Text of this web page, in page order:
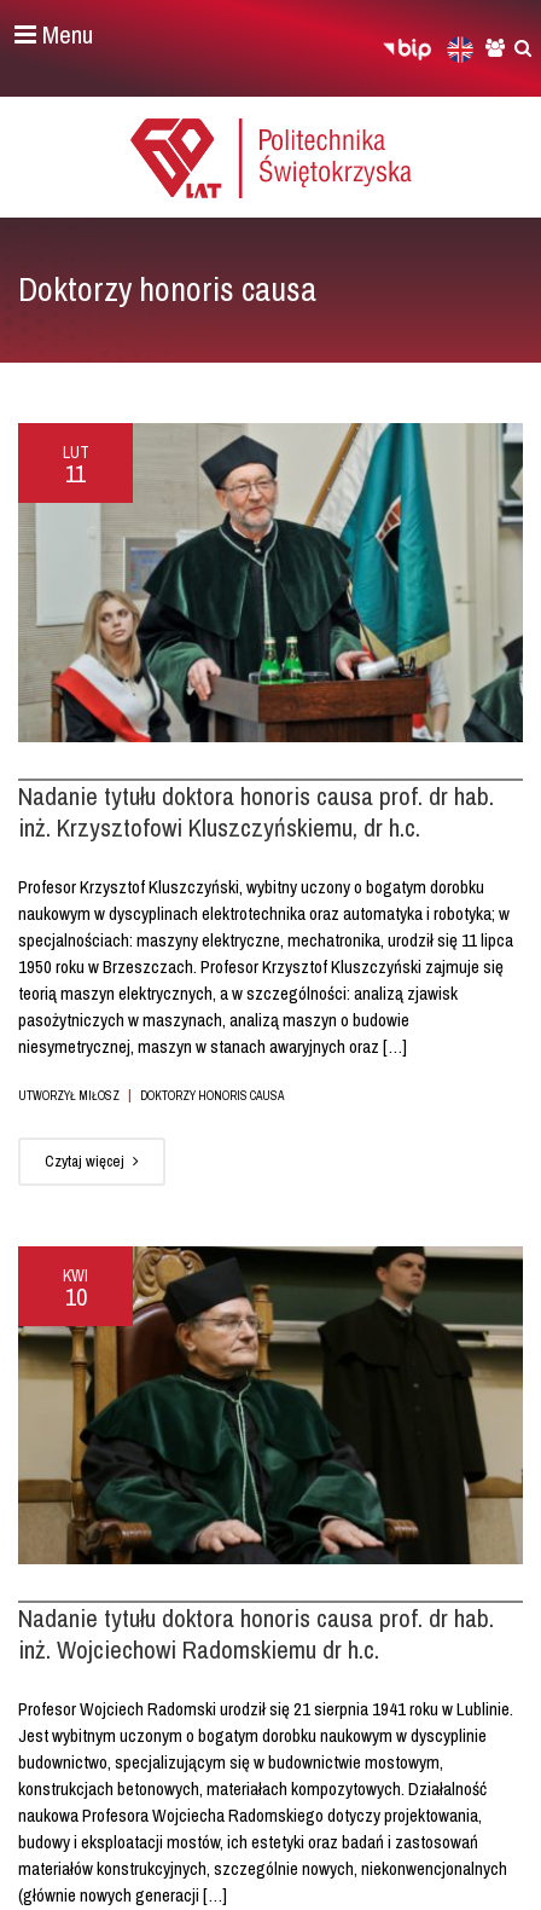
Menu
Doktorzy honoris causa
LUT
11
Nadanie tytułu doktora honoris causa prof. dr hab.
inż. Krzysztofowi Kluszczyńskiemu, dr h.c.
Profesor Krzysztof Kluszczyński, wybitny uczony o bogatym dorobku
naukowym w dyscyplinach elektrotechnika oraz automatyka i robotyka; w
specjalnościach: maszyny elektryczne, mechatronika, urodził się 11 lipca
1950 roku w Brzeszczach. Profesor Krzysztof Kluszczyński zajmuje się
teorią maszyn elektrycznych, a w szczególności: analizą zjawisk
pasożytniczych w maszynach, analizą maszyn o budowie
niesymetrycznej, maszyn w stanach awaryjnych oraz […]
UTWORZYŁ MIŁOSZ | DOKTORZY HONORIS CAUSA
Czytaj więcej
KWI
10
Nadanie tytułu doktora honoris causa prof. dr hab.
inż. Wojciechowi Radomskiemu dr h.c.
Profesor Wojciech Radomski urodził się 21 sierpnia 1941 roku w Lublinie.
Jest wybitnym uczonym o bogatym dorobku naukowym w dyscyplinie
budownictwo, specjalizującym się w budownictwie mostowym,
konstrukcjach betonowych, materiałach kompozytowych. Działalność
naukowa Profesora Wojciecha Radomskiego dotyczy projektowania,
budowy i eksploatacji mostów, ich estetyki oraz badań i zastosowań
materiałów konstrukcyjnych, szczególnie nowych, niekonwencjonalnych
(głównie nowych generacji […]